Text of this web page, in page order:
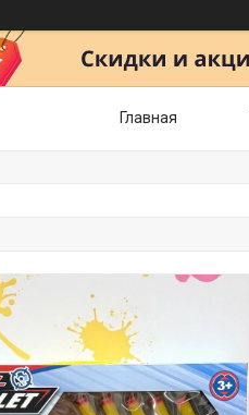
Главная